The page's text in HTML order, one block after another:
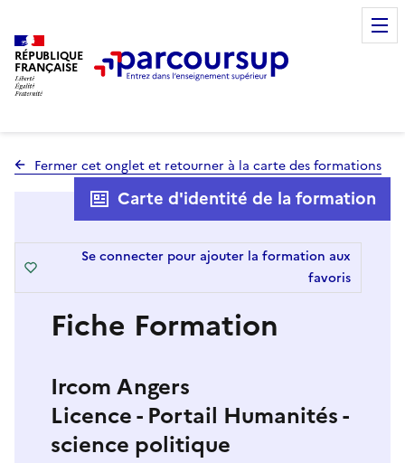
RÉPUBLIQUE
FRANÇAISE
Fermer cet onglet et retourner à la carte des formations
Fiche Formation
Ircom Angers
Licence - Portail Humanités -
science politique
Carte d'identité de la formation
Se connecter pour ajouter la formation aux
favoris